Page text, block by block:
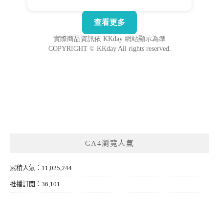
GA4瀏覽人氣
累積人氣：11,025,244
推播訂閱：36,101